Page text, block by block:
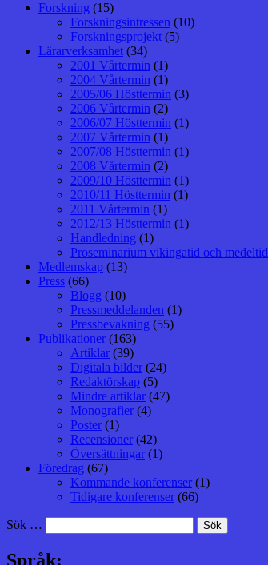
Forskning (15)
Forskningsintressen (10)
Forskningsprojekt (5)
Lärarverksamhet (34)
2001 Vårtermin (1)
2004 Vårtermin (1)
2005/06 Hösttermin (3)
2006 Vårtermin (2)
2006/07 Hösttermin (1)
2007 Vårtermin (1)
2007/08 Hösttermin (1)
2008 Vårtermin (2)
2009/10 Hösttermin (1)
2010/11 Hösttermin (1)
2011 Vårtermin (1)
2012/13 Hösttermin (1)
Handledning (1)
Proseminarium vikingatid och medeltid
Medlemskap (13)
Press (66)
Blogg (10)
Pressmeddelanden (1)
Pressbevakning (55)
Publikationer (163)
Artiklar (39)
Digitala bilder (24)
Redaktörskap (5)
Mindre artiklar (47)
Monografier (4)
Poster (1)
Recensioner (42)
Översättningar (1)
Föredrag (67)
Kommande konferenser (1)
Tidigare konferenser (66)
Sök …
Språk: